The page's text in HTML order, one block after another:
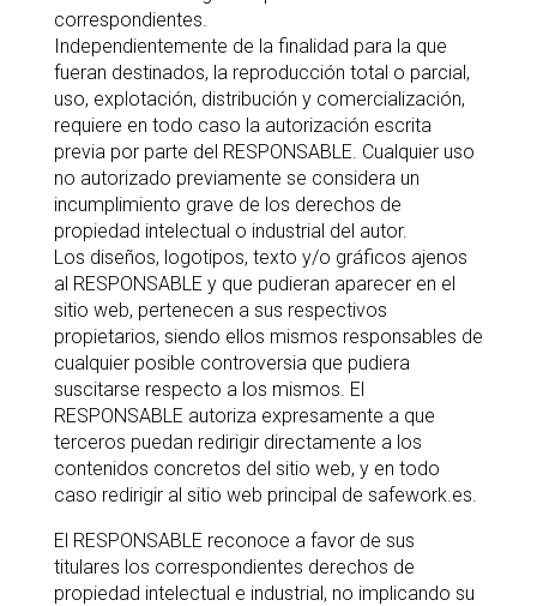
correspondientes.
Independientemente de la finalidad para la que
fueran destinados, la reproducción total o parcial,
uso, explotación, distribución y comercialización,
requiere en todo caso la autorización escrita
previa por parte del RESPONSABLE. Cualquier uso
no autorizado previamente se considera un
incumplimiento grave de los derechos de
propiedad intelectual o industrial del autor.
Los diseños, logotipos, texto y/o gráficos ajenos
al RESPONSABLE y que pudieran aparecer en el
sitio web, pertenecen a sus respectivos
propietarios, siendo ellos mismos responsables de
cualquier posible controversia que pudiera
suscitarse respecto a los mismos. El
RESPONSABLE autoriza expresamente a que
terceros puedan redirigir directamente a los
contenidos concretos del sitio web, y en todo
caso redirigir al sitio web principal de safework.es.
El RESPONSABLE reconoce a favor de sus
titulares los correspondientes derechos de
propiedad intelectual e industrial, no implicando su